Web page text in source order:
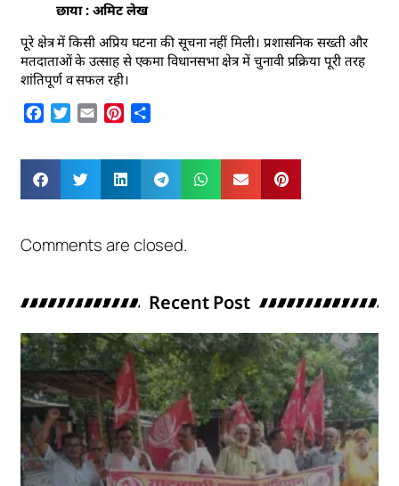
छाया : अमिट लेख
पूरे क्षेत्र में किसी अप्रिय घटना की सूचना नहीं मिली। प्रशासनिक सख्ती और
मतदाताओं के उत्साह से एकमा विधानसभा क्षेत्र में चुनावी प्रक्रिया पूरी तरह
शांतिपूर्ण व सफल रही।
Facebook
Twitter
Email Pinterest
Comments are closed.
Recent Post